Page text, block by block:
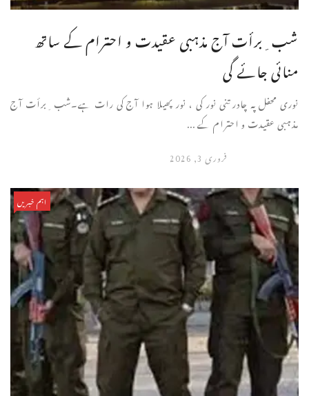
شب ِبرأت آج مذہبی عقیدت و احترام کے ساتھ
منائی جائے گی
نوری محفل پہ چادر تنی نور کی ، نور پھیلا ہوا آج کی رات ہے۔شب ِبرأت آج
مذہبی عقیدت و احترام کے ...
فروری 3, 2026
اہم خبریں